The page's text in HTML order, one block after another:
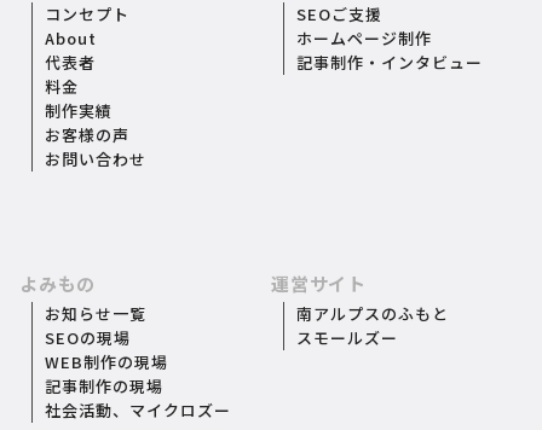
コンセプト
About
代表者
料金
制作実績
お客様の声
お問い合わせ
SEOご支援
ホームページ制作
記事制作・インタビュー
よみもの
お知らせ一覧
SEOの現場
WEB制作の現場
記事制作の現場
社会活動、 マイクロズー
運営サイト
南アルプスのふもと
スモールズー